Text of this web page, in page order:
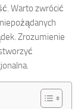
Warto zwrócić
Zrozumienie